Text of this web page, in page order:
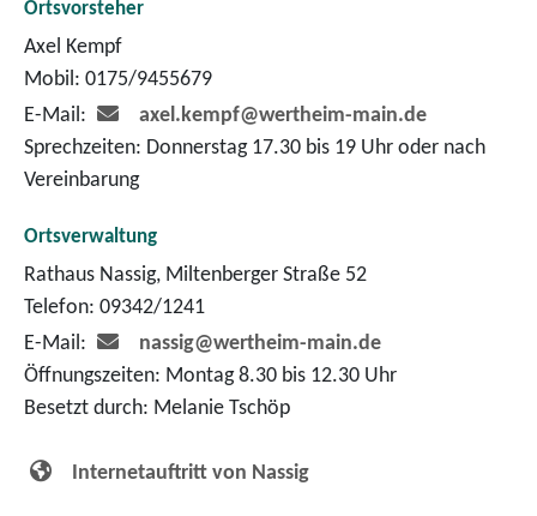
Ortsvorsteher
Axel Kempf
Mobil: 0175/9455679
E-Mail:
axel.kempf@wertheim-main.de
Sprechzeiten: Donnerstag 17.30 bis 19 Uhr oder nach
Vereinbarung
Ortsverwaltung
Rathaus Nassig, Miltenberger Straße 52
Telefon: 09342/1241
E-Mail:
nassig@wertheim-main.de
Öffnungszeiten: Montag 8.30 bis 12.30 Uhr
Besetzt durch: Melanie Tschöp
Internetauftritt von Nassig